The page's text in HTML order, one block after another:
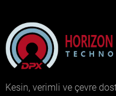
Kesin, verimli ve çevre